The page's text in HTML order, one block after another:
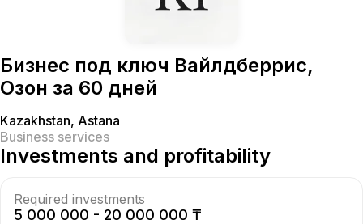
Бизнес под ключ Вайлдберрис,
Озон за 60 дней
Kazakhstan, Astana
Business services
Investments and profitability
Required investments
5 000 000 - 20 000 000 ₸